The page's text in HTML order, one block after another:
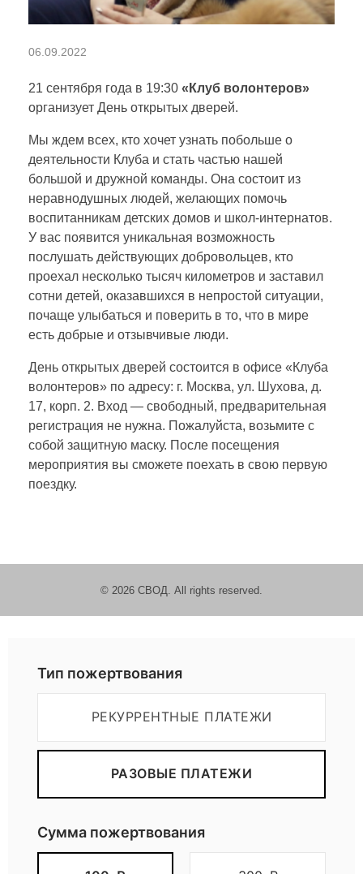
Д
е
н
ь
о
т
к
р
ы
т
ы
е
е
й
в
06.09.2022
21 сентября года в 19:30 «Клуб волонтеров»
организует День открытых дверей.
Мы ждем всех, кто хочет узнать побольше о
деятельности Клуба и стать частью нашей
большой и дружной команды. Она состоит из
неравнодушных людей, желающих помочь
воспитанникам детских домов и школ-интернатов.
У вас появится уникальная возможность
послушать действующих добровольцев, кто
проехал несколько тысяч километров и заставил
сотни детей, оказавшихся в непростой ситуации,
почаще улыбаться и поверить в то, что в мире
есть добрые и отзывчивые люди.
День открытых дверей состоится в офисе «Клуба
волонтеров» по адресу: г. Москва, ул. Шухова, д.
17, корп. 2. Вход — свободный, предварительная
регистрация не нужна. Пожалуйста, возьмите с
собой защитную маску. После посещения
мероприятия вы сможете поехать в свою первую
поездку.
© 2026 СВОД. All rights reserved.
Тип пожертвования
РЕКУРРЕНТНЫЕ ПЛАТЕЖИ
РАЗОВЫЕ ПЛАТЕЖИ
Сумма пожертвования